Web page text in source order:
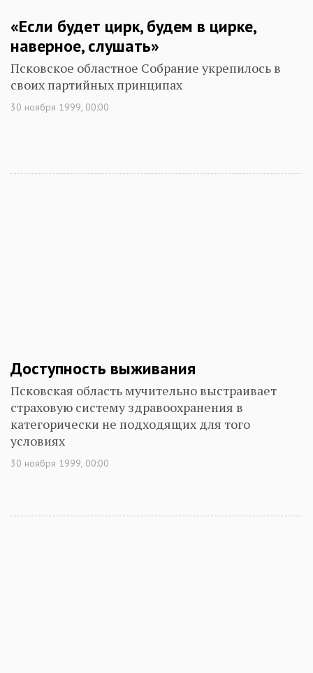
«Если будет цирк, будем в цирке,
наверное, слушать»
Псковское областное Собрание укрепилось в
своих партийных принципах
30 ноября 1999, 00:00
Доступность выживания
Псковская область мучительно выстраивает
страховую систему здравоохранения в
категорически не подходящих для того
условиях
30 ноября 1999, 00:00